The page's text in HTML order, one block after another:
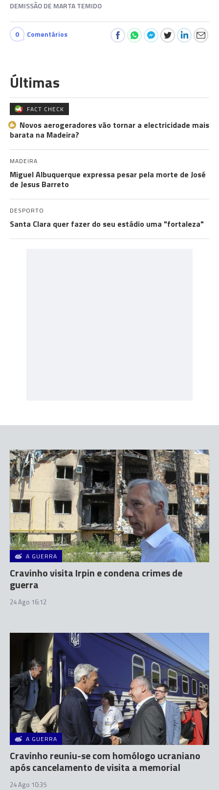
DEMISSÃO DE MARTA TEMIDO
0 Comentários
Últimas
FACT CHECK
Novos aerogeradores vão tornar a electricidade mais
barata na Madeira?
MADEIRA
Miguel Albuquerque expressa pesar pela morte de José
de Jesus Barreto
DESPORTO
Santa Clara quer fazer do seu estádio uma "fortaleza"
A GUERRA
Cravinho visita Irpin e condena crimes de
guerra
24 Ago 16:12
A GUERRA
Cravinho reuniu-se com homólogo ucraniano
após cancelamento de visita a memorial
24 Ago 10:35